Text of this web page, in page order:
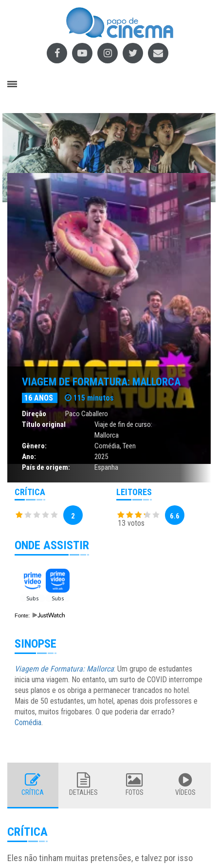
VIAGEM DE FORMATURA: MALLORCA
16 ANOS 115 minutos
Direção
Paco Caballero
Título original
Viaje de fin de curso:
Mallorca
Gênero:
Comédia, Teen
Ano:
2025
País de origem:
Espanha
CRÍTICA
2
LEITORES
13 votos
6.6
ONDE ASSISTIR
Fonte:
SINOPSE
Viagem de Formatura: Mallorca: Um grupo de estudantes
inicia uma viagem. No entanto, um surto de COVID interrompe
seus planos e os obriga a permanecer trancados no hotel.
Mais de 50 estudantes, um hotel, apenas dois professores e
muitos, muitos frigobares. O que poderia dar errado?
Comédia.
CRÍTICA DETALHES FOTOS VÍDEOS
CRÍTICA
Eles não tinham muitas pretensões, e talvez por isso